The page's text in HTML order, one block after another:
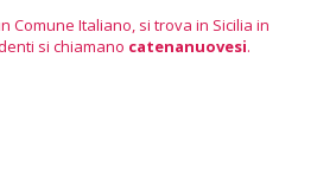
Comune Italiano, si trova in Sicilia in
si chiamano catenanuovesi.